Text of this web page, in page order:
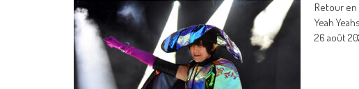
Retour
Yeah
26 août